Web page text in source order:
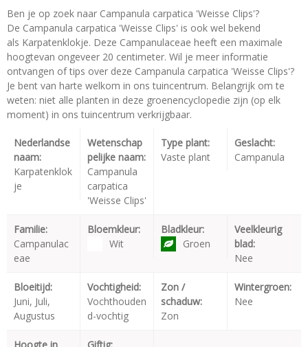
Ben je op zoek naar Campanula carpatica 'Weisse Clips'?
De Campanula carpatica 'Weisse Clips' is ook wel bekend
als Karpatenklokje. Deze Campanulaceae heeft een maximale
hoogtevan ongeveer 20 centimeter. Wil je meer informatie
ontvangen of tips over deze Campanula carpatica 'Weisse Clips'?
Je bent van harte welkom in ons tuincentrum. Belangrijk om te
weten: niet alle planten in deze groenencyclopedie zijn (op elk
moment) in ons tuincentrum verkrijgbaar.
Nederlandse
naam:
Karpatenklok
je
Wetenschap
pelijke naam:
Campanula
carpatica
'Weisse Clips'
Type plant:
Vaste plant
Geslacht:
Campanula
Familie:
Campanulac
eae
Bloemkleur:
Wit
Bladkleur:
Groen
Veelkleurig
blad:
Nee
Bloeitijd:
Juni, Juli,
Augustus
Vochtigheid:
Vochthouden
d-vochtig
Zon /
schaduw:
Zon
Wintergroen:
Nee